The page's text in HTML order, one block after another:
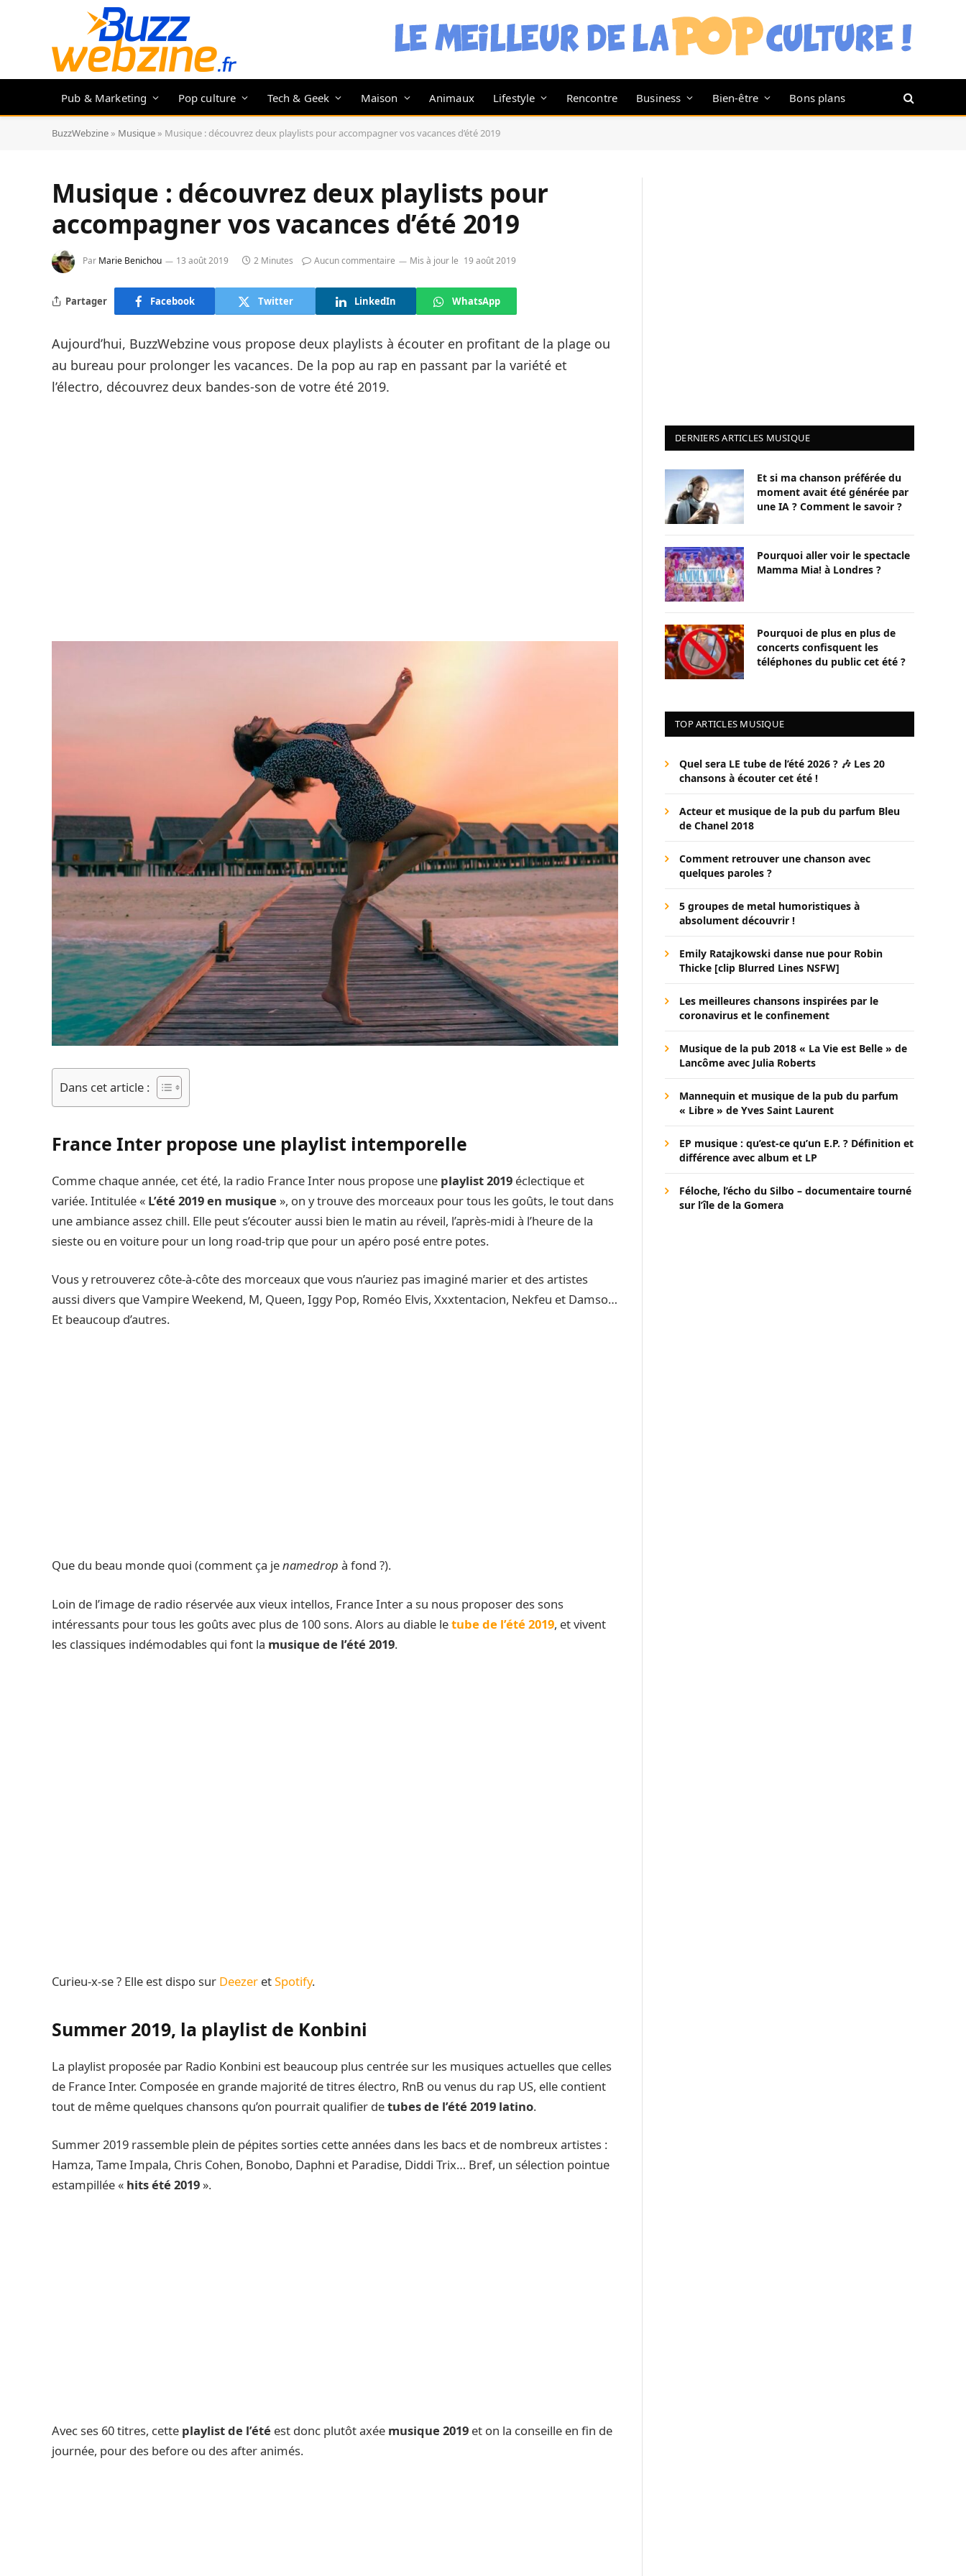
Pub & Marketing Pop culture Tech & Geek Maison Animaux Lifestyle Rencontre Business Bien-être Bons plans
BuzzWebzine » Musique » Musique : découvrez deux playlists pour accompagner vos vacances d’été 2019
Musique : découvrez deux playlists pour
accompagner vos vacances d’été 2019
Par Marie Benichou 13 août 2019 2 Minutes Aucun commentaire Mis à jour le 19 août 2019
Partager Facebook Twitter LinkedIn WhatsApp
Aujourd’hui, BuzzWebzine vous propose deux playlists à écouter en profitant de la plage ou
au bureau pour prolonger les vacances. De la pop au rap en passant par la variété et
l’électro, découvrez deux bandes-son de votre été 2019.
Dans cet article :
France Inter propose une playlist intemporelle
Comme chaque année, cet été, la radio France Inter nous propose une playlist 2019 éclectique et
variée. Intitulée « L’été 2019 en musique », on y trouve des morceaux pour tous les goûts, le tout dans
une ambiance assez chill. Elle peut s’écouter aussi bien le matin au réveil, l’après-midi à l’heure de la
sieste ou en voiture pour un long road-trip que pour un apéro posé entre potes.
Vous y retrouverez côte-à-côte des morceaux que vous n’auriez pas imaginé marier et des artistes
aussi divers que Vampire Weekend, M, Queen, Iggy Pop, Roméo Elvis, Xxxtentacion, Nekfeu et Damso…
Et beaucoup d’autres.
Que du beau monde quoi (comment ça jenamedrop à fond ?).
Loin de l’image de radio réservée aux vieux intellos, France Inter a su nous proposer des sons
intéressants pour tous les goûts avec plus de 100 sons. Alors au diable letube de l’été 2019, et vivent
les classiques indémodables qui font la musique de l’été 2019.
Curieu-x-se ? Elle est dispo sur Deezer etSpotify.
Summer 2019, la playlist de Konbini
La playlist proposée par Radio Konbini est beaucoup plus centrée sur les musiques actuelles que celles
de France Inter. Composée en grande majorité de titres électro, RnB ou venus du rap US, elle contient
tout de même quelques chansons qu’on pourrait qualifier detubes de l’été 2019 latino.
Summer 2019 rassemble plein de pépites sorties cette années dans les bacs et de nombreux artistes :
Hamza, Tame Impala, Chris Cohen, Bonobo, Daphni et Paradise, Diddi Trix… Bref, un sélection pointue
estampillée « hits été 2019».
Avec ses 60 titres, cette playlist de l’été est donc plutôt axée musique 2019 et on la conseille en fin de
journée, pour des before ou des after animés.
DERNIERS ARTICLES MUSIQUE
Et si ma chanson préférée du
moment avait été générée par
une IA ? Comment le savoir ?
Pourquoi aller voir le spectacle
Mamma Mia! à Londres ?
Pourquoi de plus en plus de
concerts confisquent les
téléphones du public cet été ?
TOP ARTICLES MUSIQUE
Quel sera LE tube de l’été 2026 ? 🎶 Les 20
chansons à écouter cet été !
Acteur et musique de la pub du parfum Bleu
de Chanel 2018
Comment retrouver une chanson avec
quelques paroles ?
5 groupes de metal humoristiques à
absolument découvrir !
Emily Ratajkowski danse nue pour Robin
Thicke [clip Blurred Lines NSFW]
Les meilleures chansons inspirées par le
coronavirus et le confinement
Musique de la pub 2018 « La Vie est Belle » de
Lancôme avec Julia Roberts
Mannequin et musique de la pub du parfum
« Libre » de Yves Saint Laurent
EP musique : qu’est-ce qu’un E.P. ? Définition et
différence avec album et LP
Féloche, l’écho du Silbo – documentaire tourné
sur l’île de la Gomera